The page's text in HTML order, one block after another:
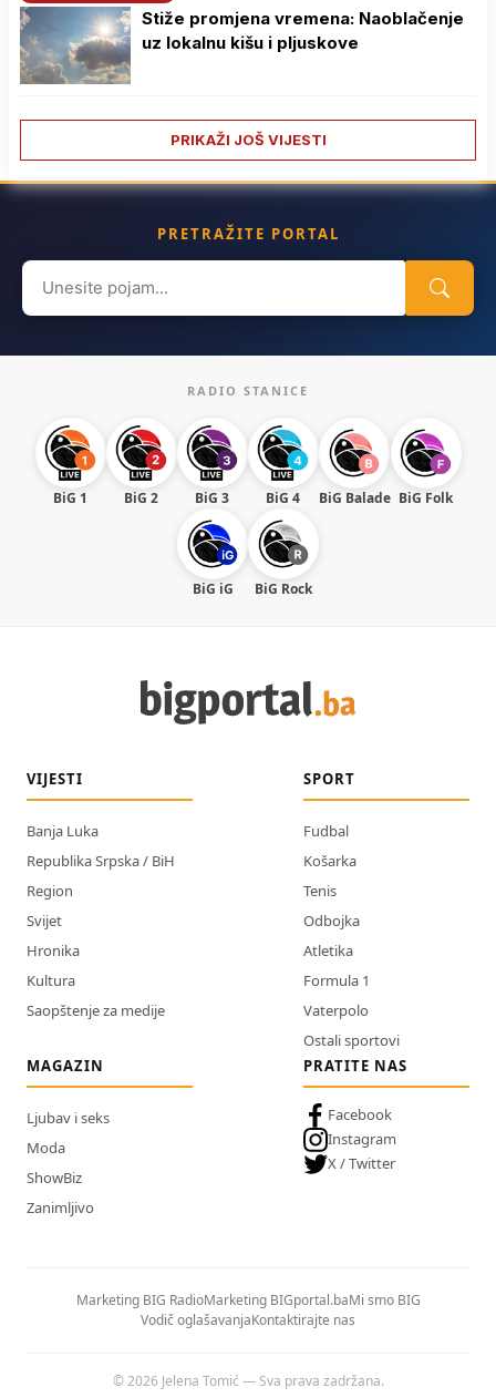
Stiže promjena vremena: Naoblačenje
uz lokalnu kišu i pljuskove
PRIKAŽI JOŠ VIJESTI
PRETRAŽITE PORTAL
Search
for:
RADIO STANICE
BiG 1 BiG 2 BiG 3 BiG 4 BiG Balade BiG Folk
BiG iG BiG Rock
VIJESTI
Banja Luka
Republika Srpska / BiH
Region
Svijet
Hronika
Kultura
Saopštenje za medije
SPORT
Fudbal
Košarka
Tenis
Odbojka
Atletika
Formula 1
Vaterpolo
Ostali sportovi
MAGAZIN
Ljubav i seks
Moda
ShowBiz
Zanimljivo
PRATITE NAS
Facebook
Instagram
X / Twitter
Marketing BIG RadioMarketing BIGportal.baMi smo BIG
Vodič oglašavanjaKontaktirajte nas
© 2026 Jelena Tomić — Sva prava zadržana.